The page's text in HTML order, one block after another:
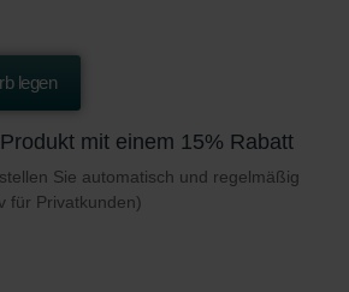
legen
mit einem 15% Rabatt
Sie automatisch und regelmäßig
für Privatkunden)